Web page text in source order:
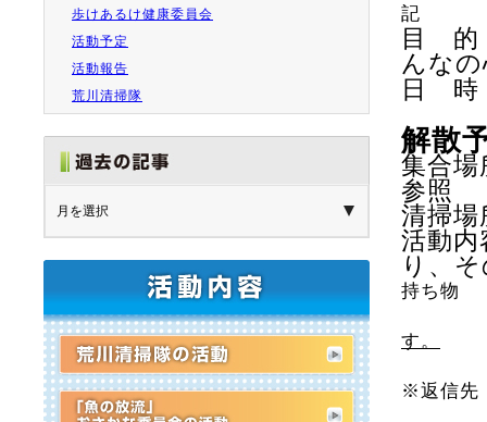
歩けあるけ健康委員会
活動予定
活動報告
荒川清掃隊
記
目 的
んな
日
解散
集合
参照
清掃
活動
り、
持ち物
す。
※返信